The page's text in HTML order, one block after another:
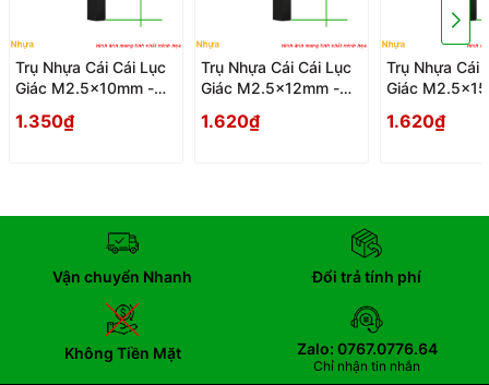
Trụ Nhựa Cái Cái Lục
Giác M2.5x10mm -
Giac
1.350₫
Trụ Nhựa Cái Cái Lục
Giác M2.5x12mm -
Giac
1.620₫
Trụ Nhựa Cái
Giác
Giac
1.620₫
Vận chuyển Nhanh Đổi trả tính phí
Không Tiền Mặt Zalo: 0767.0776.64
Chỉ nhận tin nhắn